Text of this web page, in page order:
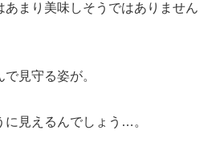
あまり美味しそうではありません
見守る姿が。
に見えるんでしょう…。